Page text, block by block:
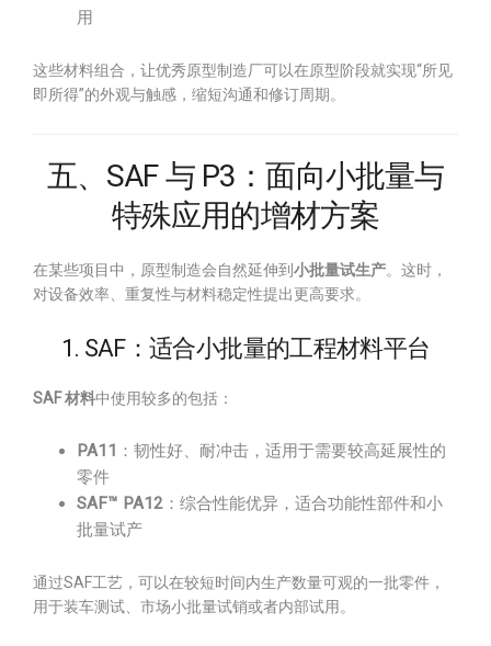
用
这些材料组合，让优秀原型制造厂可以在原型阶段就实现“所见
即所得”的外观与触感，缩短沟通和修订周期。
五、SAF 与 P3：面向小批量与
特殊应用的增材方案
在某些项目中，原型制造会自然延伸到 小批量试生产。这时，
对设备效率、重复性与材料稳定性提出更高要求。
1. SAF：适合小批量的工程材料平台
SAF 材料中使用较多的包括：
PA11 ：韧性好、耐冲击，适用于需要较高延展性的
零件
SAF™ PA12 ：综合性能优异，适合功能性部件和小
批量试产
通过SAF工艺，可以在较短时间内生产数量可观的一批零件，
用于装车测试、市场小批量试销或者内部试用。